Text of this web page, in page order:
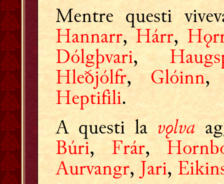
Mentre questi
Hannarr,Hárr,
Dólgþvari,
Hleðjólfr,Glóinn
Heptifili.
A questi lavǫlva
Búri,Frár,
Aurvangr,Jari,